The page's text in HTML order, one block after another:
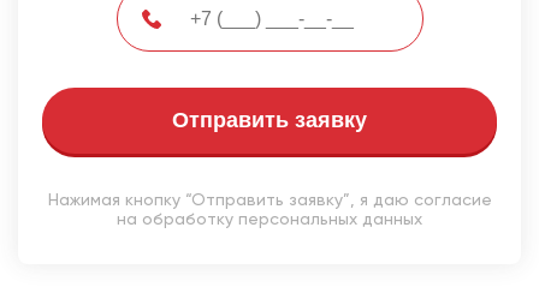
Отправить заявку
Нажимая кнопку “Отправить заявку”, я даю согласие
на обработку персональных данных